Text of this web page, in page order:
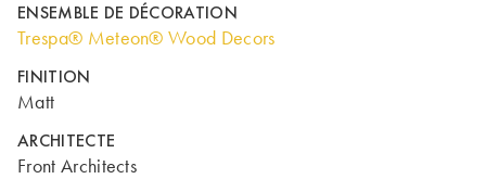
ENSEMBLE DE DÉCORATION
Trespa® Meteon® Wood Decors
FINITION
Matt
ARCHITECTE
Front Architects